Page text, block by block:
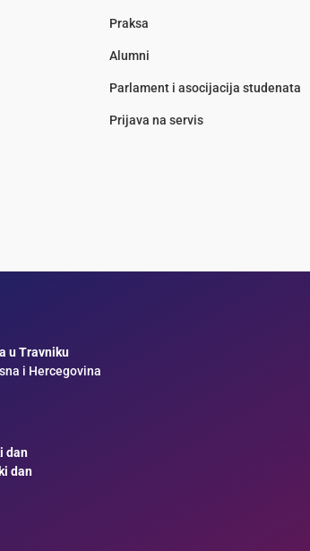
Praksa
Alumni
Parlament i asocijacija studenata
Prijava na servis
u Travniku
i Hercegovina
dan
dan